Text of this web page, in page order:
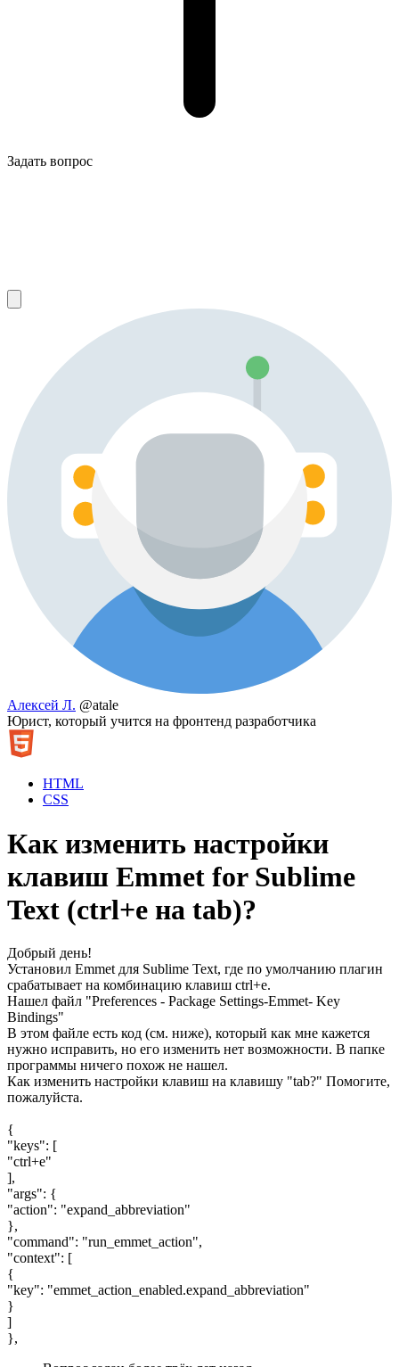
Задать вопрос
Алексей Л. @atale
Юрист, который учится на фронтенд разработчика
HTML
CSS
Как изменить настройки
клавиш Emmet for Sublime
Text (ctrl+e на tab)?
Добрый день!
Установил Emmet для Sublime Text, где по умолчанию плагин
срабатывает на комбинацию клавиш ctrl+e.
Нашел файл "Preferences - Package Settings-Emmet- Key
Bindings"
В этом файле есть код (см. ниже), который как мне кажется
нужно исправить, но его изменить нет возможности. В папке
программы ничего похож не нашел.
Как изменить настройки клавиш на клавишу "tab?" Помогите,
пожалуйста.
{
"keys": [
"ctrl+e"
],
"args": {
"action": "expand_abbreviation"
},
"command": "run_emmet_action",
"context": [
{
"key": "emmet_action_enabled.expand_abbreviation"
}
]
},